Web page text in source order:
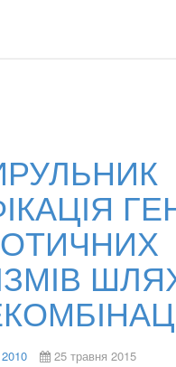
25 травня 2015